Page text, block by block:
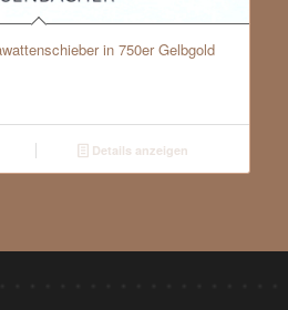
in 750er Gelbgold
Details anzeigen